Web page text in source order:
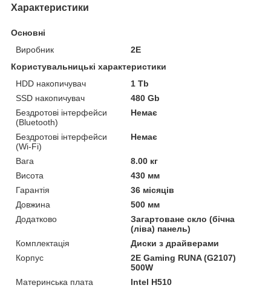
Характеристики
Основні
Виробник
2E
Користувальницькі характеристики
HDD накопичувач
1 Tb
SSD накопичувач
480 Gb
Бездротові інтерфейси
(Bluetooth)
Немає
Бездротові інтерфейси
(Wi-Fi)
Немає
Вага
8.00 кг
Висота
430 мм
Гарантія
36 місяців
Довжина
500 мм
Додатково
Загартоване скло (бічна
(ліва) панель)
Комплектація
Диски з драйверами
Корпус
2E Gaming RUNA (G2107)
500W
Материнська плата
Intel H510